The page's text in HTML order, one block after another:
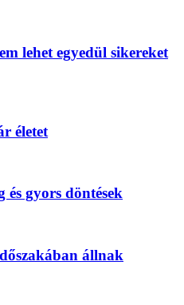
lehet egyedül sikereket
életet
és gyors döntések
állnak